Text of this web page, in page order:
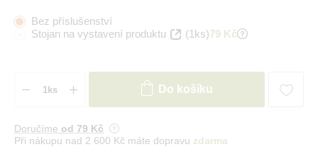
Bez příslušenství
Stojan na vystavení produktu
(1ks)79 Kč
Do košíku
Doručíme od 79 Kč
Při nákupu nad 2 600 Kč máte dopravu zdarma